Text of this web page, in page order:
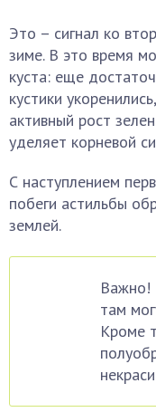
Это – сигнал ко
зиме. В это время
куста: еще
кустики
активный рост
уделяет корневой
С наступлением
побеги астильбы
землей.
Важно!
там
Кроме